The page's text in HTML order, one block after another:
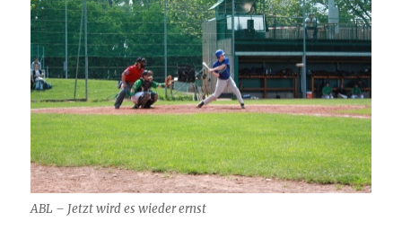
ABL – Jetzt wird es wieder ernst